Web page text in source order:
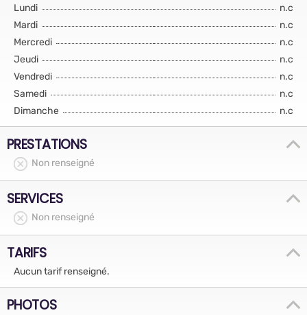
Lundi
n.c
Mardi
n.c
Mercredi
n.c
Jeudi
n.c
Vendredi
n.c
Samedi
n.c
Dimanche
n.c
PRESTATIONS
Non renseigné
SERVICES
Non renseigné
TARIFS
Aucun tarif renseigné.
PHOTOS